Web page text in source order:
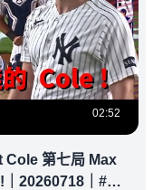
02:52
Cole 第七局 Max
20260718｜#洛